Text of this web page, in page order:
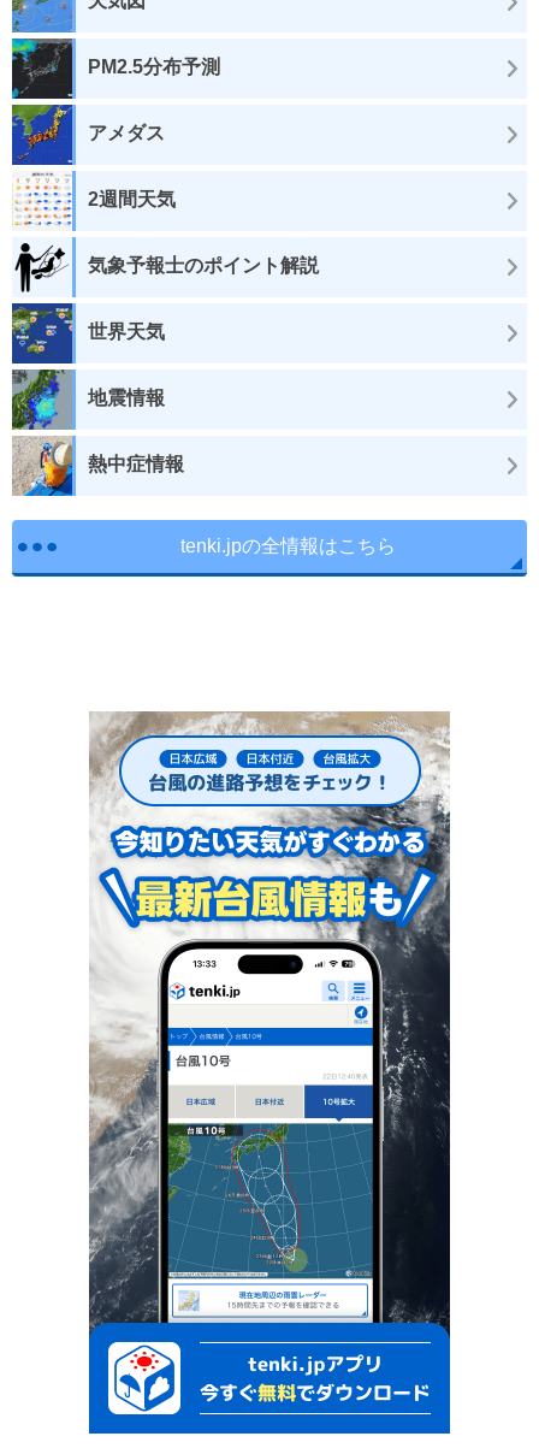
PM2.5分布予測
アメダス
2週間天気
気象予報士のポイント解説
世界天気
地震情報
熱中症情報
tenki.jpの全情報はこちら